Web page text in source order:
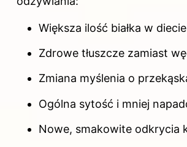
Większa ilość białka w diecie
Zdrowe tłuszcze zamiast
Zmiana myślenia o
Ogólna sytość i mniej
Nowe, smakowite odkrycia